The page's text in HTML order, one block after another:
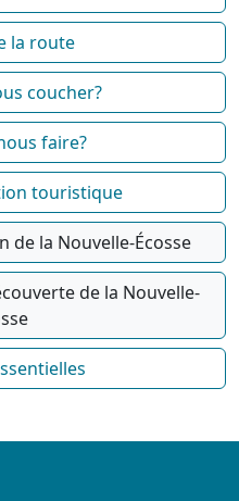
la route
coucher?
faire?
touristique
de la Nouvelle-Écosse
de la Nouvelle-